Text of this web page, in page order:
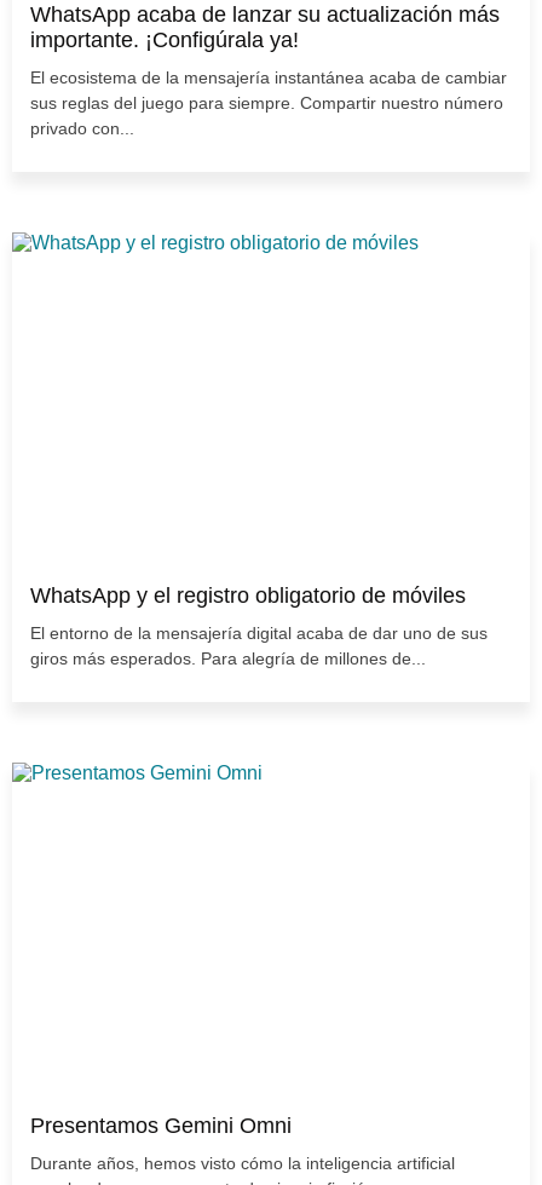
WhatsApp acaba de lanzar su actualización más
importante. ¡Configúrala ya!
El ecosistema de la mensajería instantánea acaba de cambiar
sus reglas del juego para siempre. Compartir nuestro número
privado con...
WhatsApp y el registro obligatorio de móviles
El entorno de la mensajería digital acaba de dar uno de sus
giros más esperados. Para alegría de millones de...
Presentamos Gemini Omni
Durante años, hemos visto cómo la inteligencia artificial